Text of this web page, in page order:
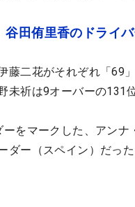
谷田侑里香のドライ
藤二花がそれぞれ「69
未祈は9オーバーの131
ーをマークした、アン
ダー（スペイン）だった